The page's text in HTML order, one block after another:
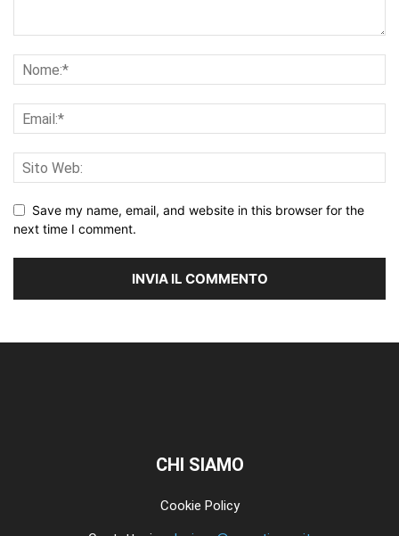
Save my name, email, and website in this browser for the
next time I comment.
CHI SIAMO
Cookie Policy